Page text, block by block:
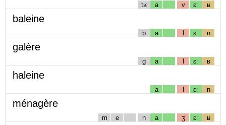
tʁ a v ɛː ʁ
baleine
b a l ɛː n
galère
g a l ɛː ʁ
haleine
a l ɛː n
ménagère
m e n a ʒ ɛː ʁ